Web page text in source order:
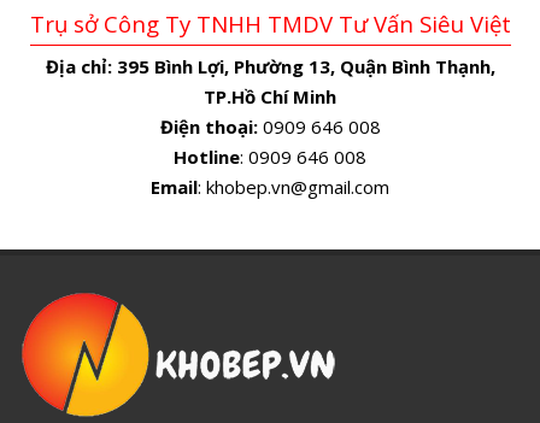
Trụ sở Công Ty TNHH TMDV Tư Vấn Siêu Việt
Địa chỉ: 395 Bình Lợi, Phường 13, Quận Bình Thạnh,
TP.Hồ Chí Minh
Điện thoại:0909 646 008
Hotline: 0909 646 008
Email: khobep.vn@gmail.com